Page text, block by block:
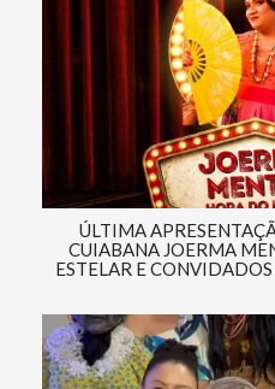
ÚLTIMA
CUIABANA JOERMA
ESTELAR E